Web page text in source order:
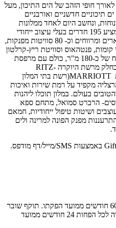
חופי הזהב של הים התיכון, מעל
תיכוניים חדשניים ואורבניים
ונחשב היום לאחד ממלונות
המלון מציע 195 חדרים בעלי עיצוב ייחודי
ומודרני, מתוכן 115 חדרי מלון מפוארים ומרווחים וכ- 80 סוויטות מפנקות,
פנטהאוס וסוויטת ריץ-קרלטון
הנשיאותית המשתרעת על פני שטח של כ-180 מ"ר, כולם עם מרפסת
מרשת היוקרה RITZ-
MARRIOTT(רשת בתי המלון
מקפיד על רמת שירות ואיכות
בעולם. במלון תוכלו ליהנות
הרברט סמואל, מתחם ספא
ושיטות טיפול ייחודיות, חמאם
מפנק הפונה למרינה ולים
למימוש יש להציג את קוד ה-Gift Card באמצעות SMS/מייל/דף מודפס.
תוקף שובר כספי הינו לכל הפחות 60 חודשים ממועד הפקתו. תוקף שובר
לרכישת מוצר או שירות מסויים יהיה לכל הפחות 24 חודשים ממועד